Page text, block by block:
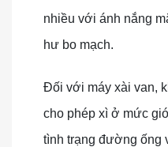
nhiều với ánh nắng
hư bo mạch.
Đối với máy xài van,
cho phép xì ở mức
tình trạng đường ống